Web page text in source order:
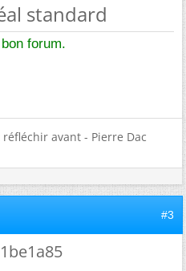
standard
forum.
avant - Pierre Dac
#3